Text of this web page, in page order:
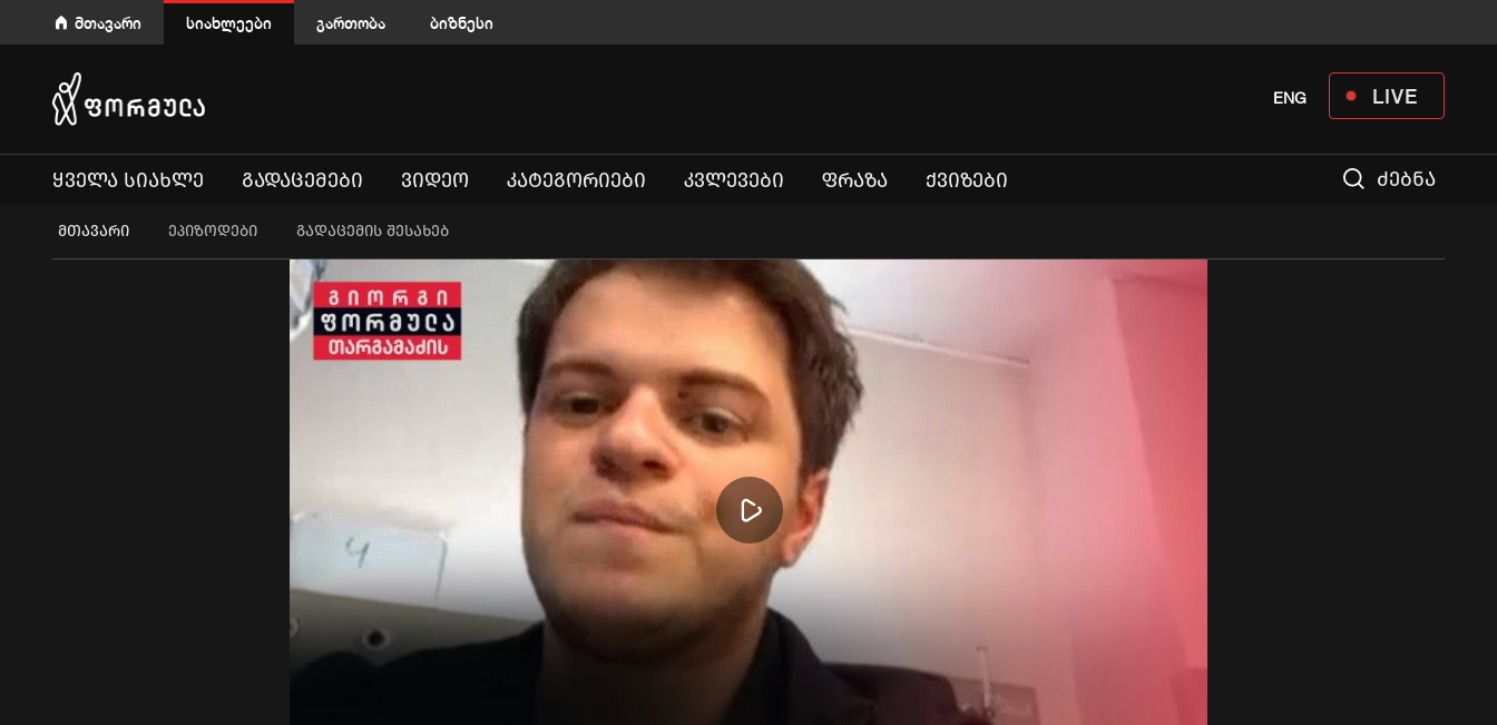
მთავარი სიახლეები გართობა ბიზნესი
LIVE
ENG
ᲧᲕᲔᲚᲐ ᲡᲘᲐᲮᲚᲔ ᲒᲐᲓᲐᲪᲔᲛᲔᲑᲘ ᲕᲘᲓᲔᲝ ᲙᲐᲢᲔᲒᲝᲠᲘᲔᲑᲘ ᲙᲕᲚᲔᲕᲔᲑᲘ ᲤᲠᲐᲖᲐ ᲥᲕᲘᲖᲔᲑᲘ ძებნა
ᲛᲗᲐᲕᲐᲠᲘ ეპიზოდები გადაცემის შესახებ
Play
Video